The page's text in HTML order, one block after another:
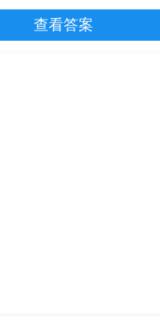
查看答案